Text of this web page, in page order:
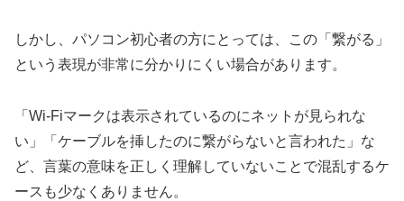
しかし、パソコン初心者の方にとっては、この「繋がる」
という表現が非常に分かりにくい場合があります。
「Wi-Fiマークは表示されているのにネットが見られな
い」「ケーブルを挿したのに繋がらないと言われた」な
ど、言葉の意味を正しく理解していないことで混乱するケ
ースも少なくありません。